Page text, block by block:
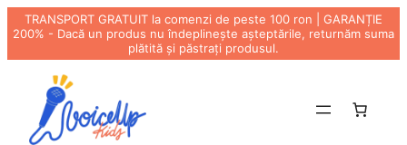
TRANSPORT GRATUIT la comenzi de peste 100 ron | GARANȚIE
200% - Dacă un produs nu îndeplinește așteptările, returnăm suma
plătită și păstrați produsul.
conținut